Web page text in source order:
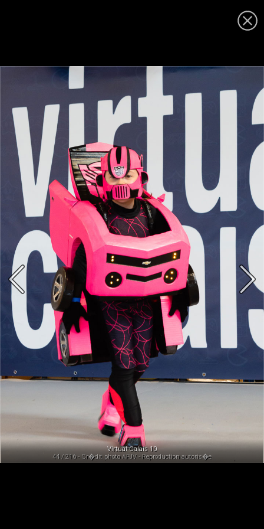
Virtual Calais 10
44 / 216 - Cr�dit photo AFJV - Reproduction autoris�e